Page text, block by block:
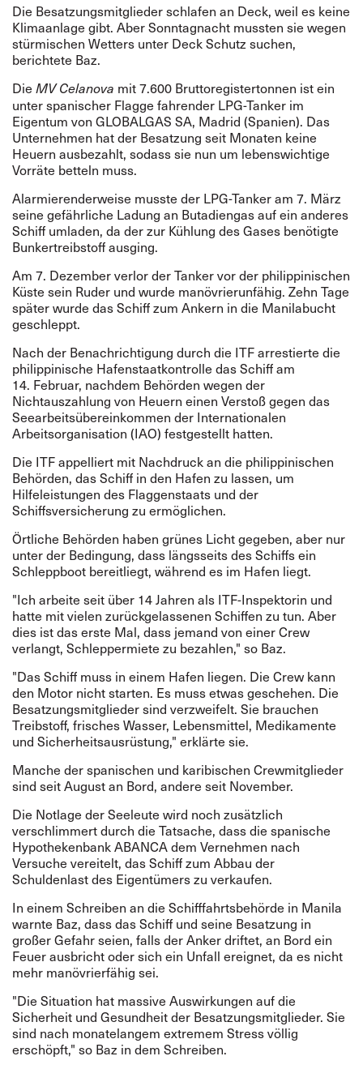
Die Besatzungsmitglieder schlafen an Deck, weil es keine
Klimaanlage gibt. Aber Sonntagnacht mussten sie wegen
stürmischen Wetters unter Deck Schutz suchen,
berichtete Baz.
Die MV Celanova mit 7.600 Bruttoregistertonnen ist ein
unter spanischer Flagge fahrender LPG-Tanker im
Eigentum von GLOBALGAS SA, Madrid (Spanien). Das
Unternehmen hat der Besatzung seit Monaten keine
Heuern ausbezahlt, sodass sie nun um lebenswichtige
Vorräte betteln muss.
Alarmierenderweise musste der LPG-Tanker am 7. März
seine gefährliche Ladung an Butadiengas auf ein anderes
Schiff umladen, da der zur Kühlung des Gases benötigte
Bunkertreibstoff ausging.
Am 7. Dezember verlor der Tanker vor der philippinischen
Küste sein Ruder und wurde manövrierunfähig. Zehn Tage
später wurde das Schiff zum Ankern in die Manilabucht
geschleppt.
Nach der Benachrichtigung durch die ITF arrestierte die
philippinische Hafenstaatkontrolle das Schiff am
14. Februar, nachdem Behörden wegen der
Nichtauszahlung von Heuern einen Verstoß gegen das
Seearbeitsübereinkommen der Internationalen
Arbeitsorganisation (IAO) festgestellt hatten.
Die ITF appelliert mit Nachdruck an die philippinischen
Behörden, das Schiff in den Hafen zu lassen, um
Hilfeleistungen des Flaggenstaats und der
Schiffsversicherung zu ermöglichen.
Örtliche Behörden haben grünes Licht gegeben, aber nur
unter der Bedingung, dass längsseits des Schiffs ein
Schleppboot bereitliegt, während es im Hafen liegt.
"Ich arbeite seit über 14 Jahren als ITF-Inspektorin und
hatte mit vielen zurückgelassenen Schiffen zu tun. Aber
dies ist das erste Mal, dass jemand von einer Crew
verlangt, Schleppermiete zu bezahlen," so Baz.
"Das Schiff muss in einem Hafen liegen. Die Crew kann
den Motor nicht starten. Es muss etwas geschehen. Die
Besatzungsmitglieder sind verzweifelt. Sie brauchen
Treibstoff, frisches Wasser, Lebensmittel, Medikamente
und Sicherheitsausrüstung," erklärte sie.
Manche der spanischen und karibischen Crewmitglieder
sind seit August an Bord, andere seit November.
Die Notlage der Seeleute wird noch zusätzlich
verschlimmert durch die Tatsache, dass die spanische
Hypothekenbank ABANCA dem Vernehmen nach
Versuche vereitelt, das Schiff zum Abbau der
Schuldenlast des Eigentümers zu verkaufen.
In einem Schreiben an die Schifffahrtsbehörde in Manila
warnte Baz, dass das Schiff und seine Besatzung in
großer Gefahr seien, falls der Anker driftet, an Bord ein
Feuer ausbricht oder sich ein Unfall ereignet, da es nicht
mehr manövrierfähig sei.
"Die Situation hat massive Auswirkungen auf die
Sicherheit und Gesundheit der Besatzungsmitglieder. Sie
sind nach monatelangem extremem Stress völlig
erschöpft," so Baz in dem Schreiben.